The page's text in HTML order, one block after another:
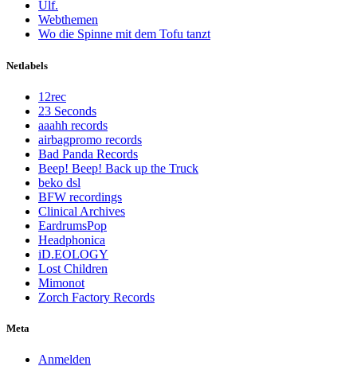
Ulf.
Webthemen
Wo die Spinne mit dem Tofu tanzt
Netlabels
12rec
23 Seconds
aaahh records
airbagpromo records
Bad Panda Records
Beep! Beep! Back up the Truck
beko dsl
BFW recordings
Clinical Archives
EardrumsPop
Headphonica
iD.EOLOGY
Lost Children
Mimonot
Zorch Factory Records
Meta
Anmelden